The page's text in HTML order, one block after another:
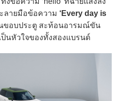
ลายมือข้อความ ‘Every day is
ขอบประตู สะท้อนอารมณ์ขัน
นหัวใจของทั้งสองแบรนด์